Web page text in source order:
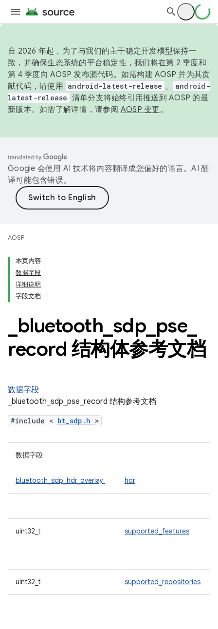
自 2026 年起，为了与我们的主干稳定开发模型保持一
致，并确保生态系统的平台稳定性，我们将在第 2 季度和
第 4 季度向 AOSP 发布源代码。如需构建 AOSP 并为其贡
献代码，请使用 android-latest-release 。
android-
latest-release 清单分支将始终引用推送到 AOSP 的最
新版本。如需了解详情，请参阅 AOSP 变更。
Google 会使用 AI 技术将内容翻译成您偏好的语言。AI 翻
译可能包含错误。
AOSP
本页内容
数据字段
详细说明
字段文档
bluetooth sdp pse
record 结构体参考文档
数据字段
_bluetooth_sdp_pse_record 结构参考文档
#include < bt_sdp.h >
数据字段
bluetooth_sdp_hdr_overlay hdr
uint32_t supported_features
uint32_t supported_repositories